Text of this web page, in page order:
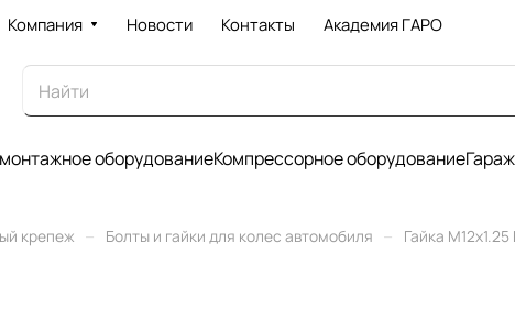
Компания Новости Контакты Академия ГАРО
оборудованиеКомпрессорное оборудование
крепеж – Болты и гайки для колес автомобиля –
Гайка